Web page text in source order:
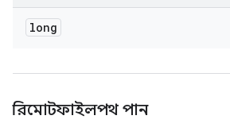
long
রিমোটফাইলপথ পান